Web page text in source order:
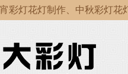
制作、中秋彩灯花灯制
制作、中秋彩灯花灯制